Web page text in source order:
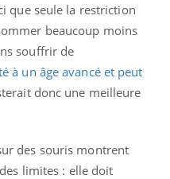
que seule la restriction
beaucoup moins
souffrir de
à un âge avancé et peut
donc une meilleure
des souris montrent
limites : elle doit